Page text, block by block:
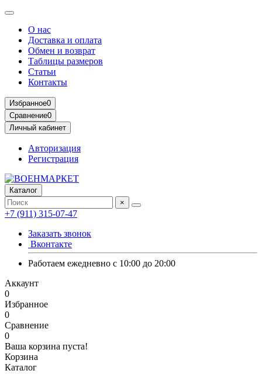
О нас
Доставка и оплата
Обмен и возврат
Таблицы размеров
Статьи
Контакты
Избранное0
Сравнение0
Личный кабинет
Авторизация
Регистрация
Каталог
×
+7 (911) 315-07-47
Заказать звонок
Вконтакте
Работаем ежедневно с 10:00 до 20:00
Аккаунт
0
Избранное
0
Сравнение
0
Ваша корзина пуста!
Корзина
Каталог